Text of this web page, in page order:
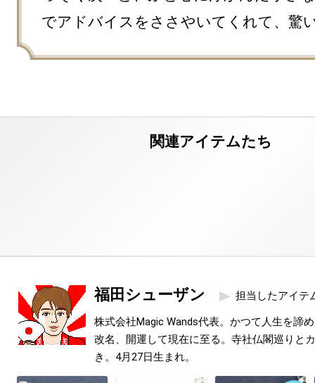
でアドバイスをささやいてくれて、驚
福田シューザン 担当したアイテ
株式会社Magic Wands代表。かつて人生を諦
改名、開運して現在に至る。寺社仏閣巡りと
き。4月27日生まれ。